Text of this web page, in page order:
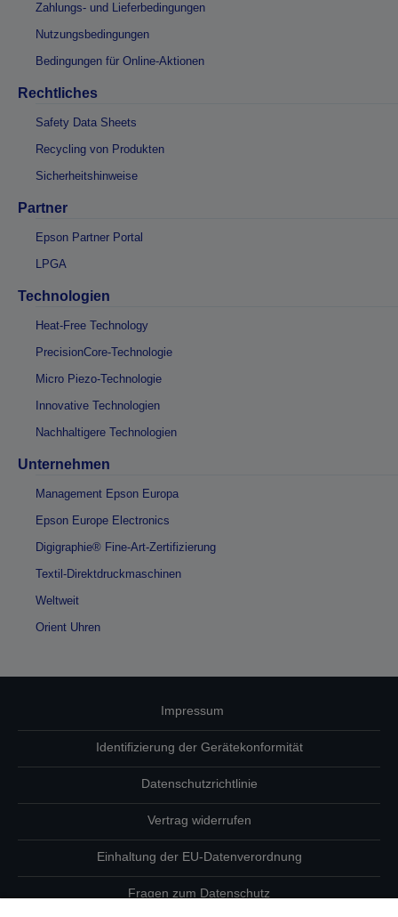
Zahlungs- und Lieferbedingungen
Nutzungsbedingungen
Bedingungen für Online-Aktionen
Rechtliches
Safety Data Sheets
Recycling von Produkten
Sicherheitshinweise
Partner
Epson Partner Portal
LPGA
Technologien
Heat-Free Technology
PrecisionCore-Technologie
Micro Piezo-Technologie
Innovative Technologien
Nachhaltigere Technologien
Unternehmen
Management Epson Europa
Epson Europe Electronics
Digigraphie® Fine-Art-Zertifizierung
Textil-Direktdruckmaschinen
Weltweit
Orient Uhren
Impressum
Identifizierung der Gerätekonformität
Datenschutzrichtlinie
Vertrag widerrufen
Einhaltung der EU-Datenverordnung
Fragen zum Datenschutz